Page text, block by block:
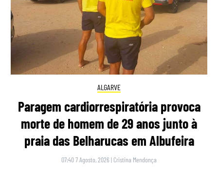
ALGARVE
Paragem cardiorrespiratória provoca
morte de homem de 29 anos junto à
praia das Belharucas em Albufeira
07:40 7 Agosto, 2026 | Cristina Mendonça